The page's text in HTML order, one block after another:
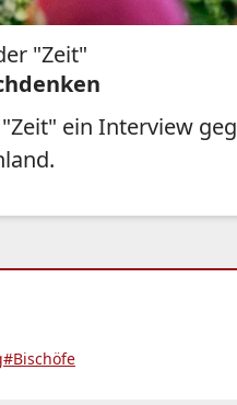
"Zeit"
ein Interview
#Bischöfe